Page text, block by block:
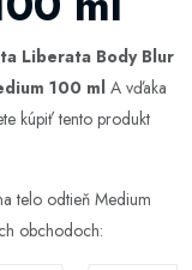
Liberata Body Blur
100 ml A vďaka
kúpiť tento produkt
telo odtieň Medium
obchodoch: